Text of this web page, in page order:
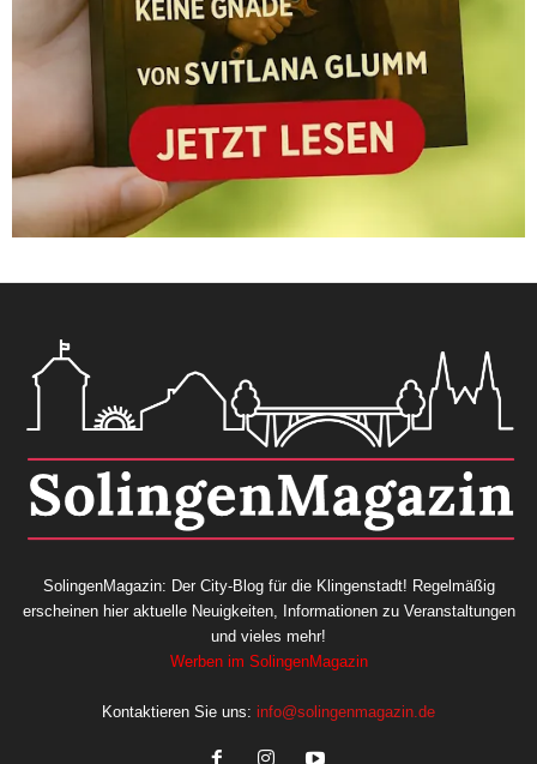
SolingenMagazin: Der City-Blog für die Klingenstadt! Regelmäßig
erscheinen hier aktuelle Neuigkeiten, Informationen zu Veranstaltungen
und vieles mehr!
Werben im SolingenMagazin
Kontaktieren Sie uns: info@solingenmagazin.de